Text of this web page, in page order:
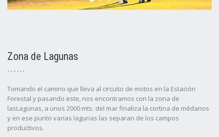
Zona de Lagunas
Tomando el camino que lleva al circuito de motos en la Estación
Forestal y pasando este, nos encontramos con la zona de
lasLagunas, a unos 2000 mts. del mar finaliza la cortina de médanos
y en ese punto varias lagunas las separan de los campos
productivos.